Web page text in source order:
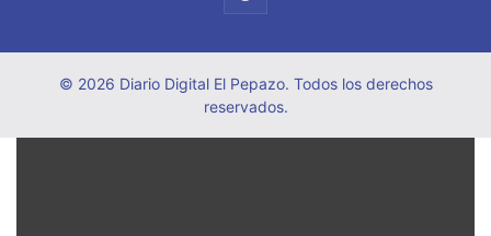
© 2026 Diario Digital El Pepazo. Todos los derechos
reservados.